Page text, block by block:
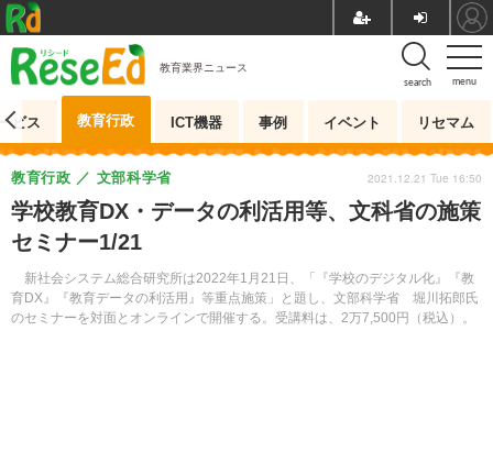
menu
search
教育業界ニュース
ビス 教育行政 ICT機器 事例 イベント リセマム
学校教育DX・データの利活用等、文科省の施策
セミナー1/21
新社会システム総合研究所は2022年1月21日、「『学校のデジタル化』『教
育DX』『教育データの利活用』等重点施策」と題し、文部科学省 堀川拓郎氏
のセミナーを対面とオンラインで開催する。受講料は、2万7,500円（税込）。
教育行政 文部科学省 2021.12.21 Tue 16:50